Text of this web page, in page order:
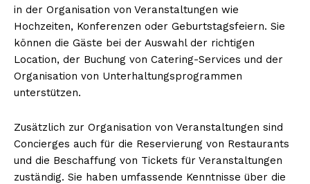
in der Organisation von Veranstaltungen wie
Hochzeiten, Konferenzen oder Geburtstagsfeiern. Sie
können die Gäste bei der Auswahl der richtigen
Location, der Buchung von Catering-Services und der
Organisation von Unterhaltungsprogrammen
unterstützen.
Zusätzlich zur Organisation von Veranstaltungen sind
Concierges auch für die Reservierung von Restaurants
und die Beschaffung von Tickets für Veranstaltungen
zuständig. Sie haben umfassende Kenntnisse über die